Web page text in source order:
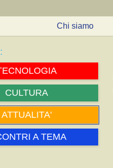
Chi siamo
CULTURA
ATTUALITA'
A TEMA